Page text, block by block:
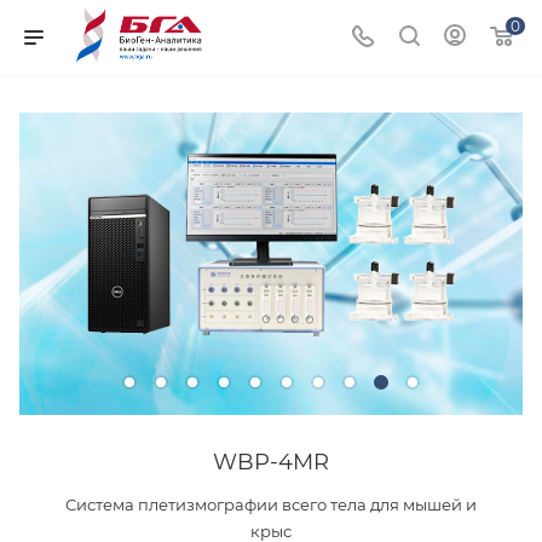
0
WBP-4MR
Система плетизмографии всего тела для мышей и
крыс